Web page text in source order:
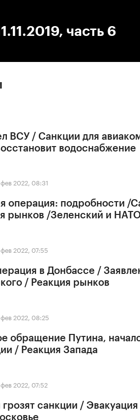
часть 6
ВСУ / Санкции для
водоснабжение
2022, 08:31
операция: подробности /
рынков /Зеленский и
2022, 07:55
в Донбассе /
/ Реакция рынков
2022, 08:25
обращение Путина,
/ Реакция Запада
2022, 07:52
грозят санкции /